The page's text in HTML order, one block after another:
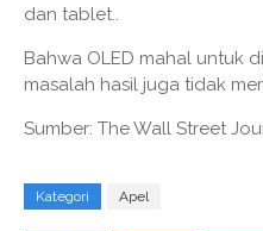
dan tablet..
Bahwa OLED mahal untuk
masalah hasil juga tidak
Sumber: The Wall Street
Kategori Apel